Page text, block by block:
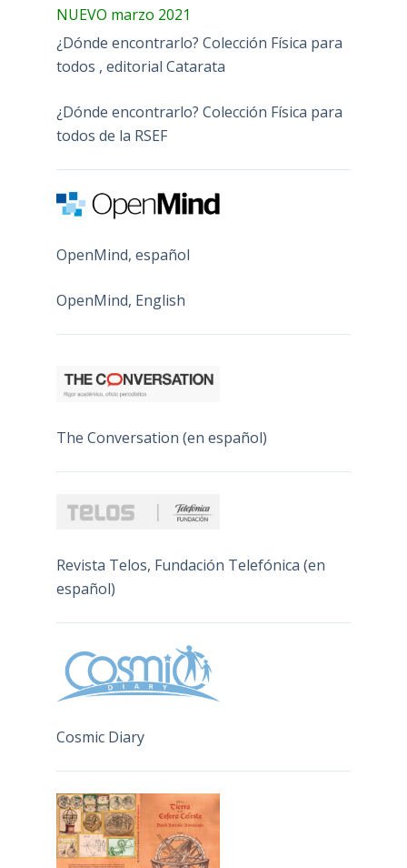
NUEVO marzo 2021
¿Dónde encontrarlo? Colección Física para
todos , editorial Catarata
¿Dónde encontrarlo? Colección Física para
todos de la RSEF
OpenMind, español
OpenMind, English
The Conversation (en español)
Revista Telos, Fundación Telefónica (en
español)
Cosmic Diary